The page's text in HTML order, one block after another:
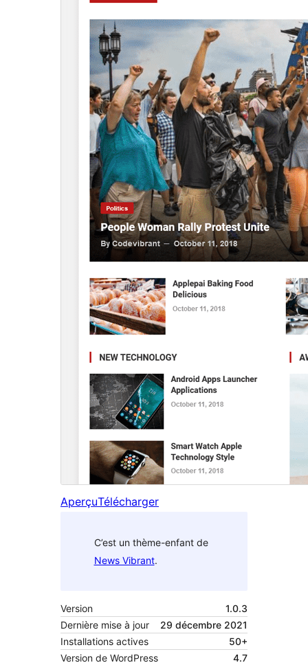
AperçuTélécharger
C’est un thème-enfant de
News Vibrant.
Version
1.0.3
Dernière mise à jour
29 décembre 2021
Installations actives
50+
Version de WordPress
4.7